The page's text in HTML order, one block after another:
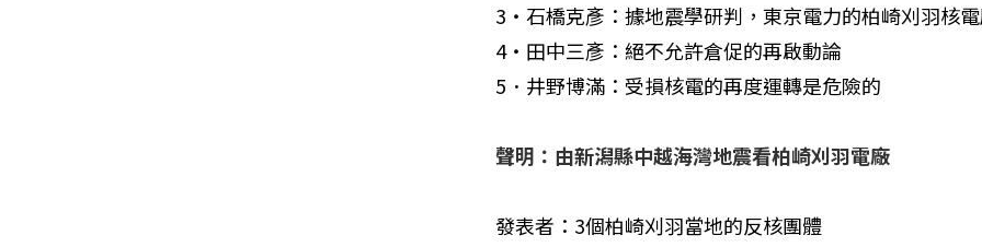
3‧石橋克彥：據地震學研判，東京電力的柏崎刈羽核
4‧田中三彥：絕不允許倉促的再啟動論
5．井野博滿：受損核電的再度運轉是危險的
聲明：由新潟縣中越海灣地震看柏崎刈羽電廠
發表者：3個柏崎刈羽當地的反核團體